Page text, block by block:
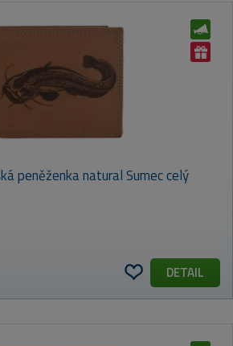
peněženka natural Sumec celý
DETAIL